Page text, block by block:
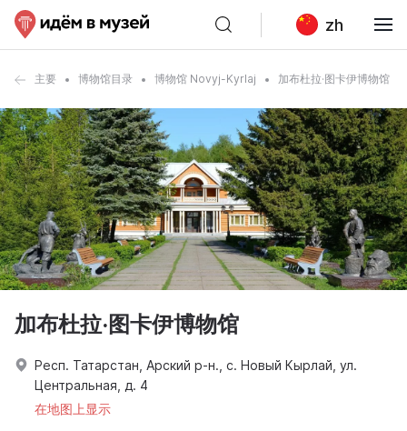
zh
主要 博物馆目录 博物馆 Novyj-Kyrlaj 加布杜拉·图卡伊博物馆
加布杜拉·图卡伊博物馆
Респ. Татарстан, Арский р-н., с. Новый Кырлай, ул.
Центральная, д. 4
在地图上显示